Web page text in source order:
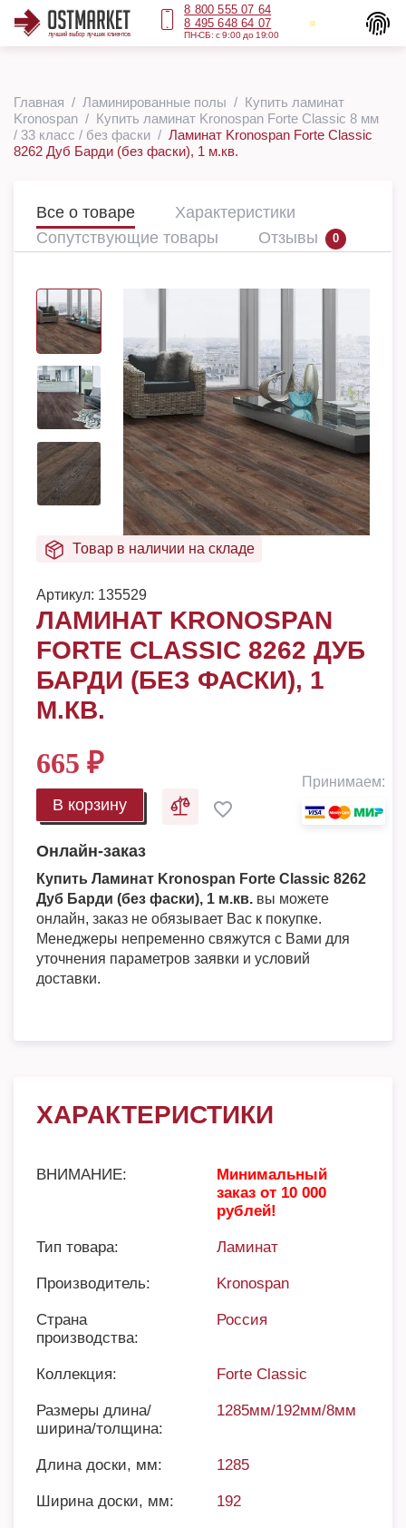
8 800 555 07 64
8 495 648 64 07
ПН-СБ: с 9:00 до 19:00
Главная Ламинированные полы
Купить ламинат
Kronospan
Купить ламинат Kronospan Forte Classic 8 мм
/ 33 класс / без фаски
Ламинат Kronospan Forte Classic
8262 Дуб Барди (без фаски), 1 м.кв.
Все о товаре
Характеристики
Сопутствующие товары
Отзывы 0
Товар в наличии на складе
Артикул: 135529
ЛАМИНАТ KRONOSPAN
FORTE CLASSIC 8262 ДУБ
БАРДИ (БЕЗ ФАСКИ), 1
М.КВ.
665 ₽
В корзину
Принимаем:
Онлайн-заказ
Купить Ламинат Kronospan Forte Classic 8262
Дуб Барди (без фаски), 1 м.кв. вы можете
онлайн, заказ не обязывает Вас к покупке.
Менеджеры непременно свяжутся с Вами для
уточнения параметров заявки и условий
доставки.
ХАРАКТЕРИСТИКИ
ВНИМАНИЕ:
Минимальный
заказ от 10 000
рублей!
Тип товара: Ламинат
Производитель: Kronospan
Страна
производства:
Россия
Коллекция: Forte Classic
Размеры длина/
ширина/толщина:
1285мм/192мм/8мм
Длина доски, мм: 1285
Ширина доски, мм: 192